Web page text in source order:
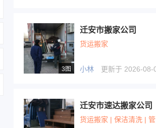
3图
迁安市搬家公司
货运搬家
小林 更新于 2026-08-
迁安市速达搬家公司
货运搬家 | 保洁清洗 |